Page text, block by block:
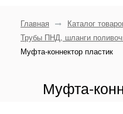
Главная
Каталог
Трубы ПНД, шланги
Муфта-коннектор пластик
Муфта-